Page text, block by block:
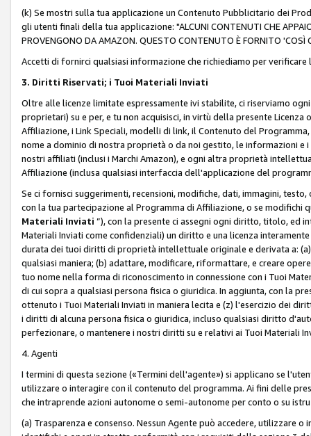
(k) Se mostri sulla tua applicazione un Contenuto Pubblicitario dei
gli utenti finali della tua applicazione: "ALCUNI CONTENUTI CHE
PROVENGONO DA AMAZON. QUESTO CONTENUTO È FORNITO
Accetti di fornirci qualsiasi informazione che richiediamo per
3. Diritti Riservati; i Tuoi Materiali Inviati
Oltre alle licenze limitate espressamente ivi stabilite, ci riserviamo
proprietari) su e per, e tu non acquisisci, in virtù della presente
Affiliazione, i Link Speciali, modelli di link, il Contenuto del
nome a dominio di nostra proprietà o da noi gestito, le informazioni e
nostri affiliati (inclusi i Marchi Amazon), e ogni altra proprietà
Affiliazione (inclusa qualsiasi interfaccia dell'applicazione del
Se ci fornisci suggerimenti, recensioni, modifiche, dati, immagini,
con la tua partecipazione al Programma di Affiliazione, o se modifichi
Materiali Inviati ”), con la presente ci assegni ogni diritto, titolo, ed
Materiali Inviati come confidenziali) un diritto e una licenza
durata dei tuoi diritti di proprietà intellettuale originale e derivata a:
qualsiasi maniera; (b) adattare, modificare, riformattare, e creare
tuo nome nella forma di riconoscimento in connessione con i Tuoi
di cui sopra a qualsiasi persona fisica o giuridica. In aggiunta, con la
ottenuto i Tuoi Materiali Inviati in maniera lecita e (z) l'esercizio dei
i diritti di alcuna persona fisica o giuridica, incluso qualsiasi diritto
perfezionare, o mantenere i nostri diritti su e relativi ai Tuoi Materiali
4. Agenti
I termini di questa sezione («Termini dell'agente») si applicano se
utilizzare o interagire con il contenuto del programma. Ai fini delle
che intraprende azioni autonome o semi-autonome per conto o su
(a) Trasparenza e consenso. Nessun Agente può accedere, utilizzare